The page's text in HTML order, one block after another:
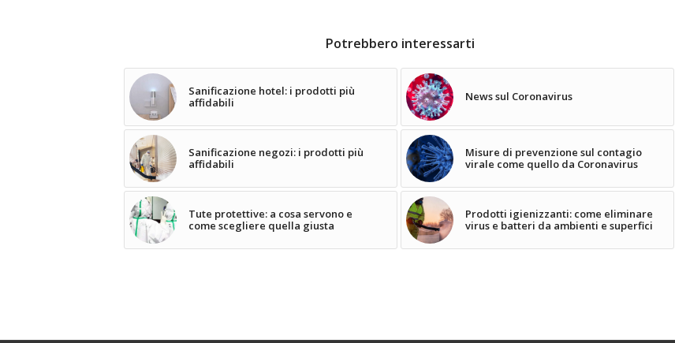
Potrebbero interessarti
Sanificazione hotel: i prodotti più
affidabili
News sul Coronavirus
Sanificazione negozi: i prodotti più
affidabili
Misure di prevenzione sul contagio
virale come quello da Coronavirus
Tute protettive: a cosa servono e
come scegliere quella giusta
Prodotti igienizzanti: come eliminare
virus e batteri da ambienti e superfici